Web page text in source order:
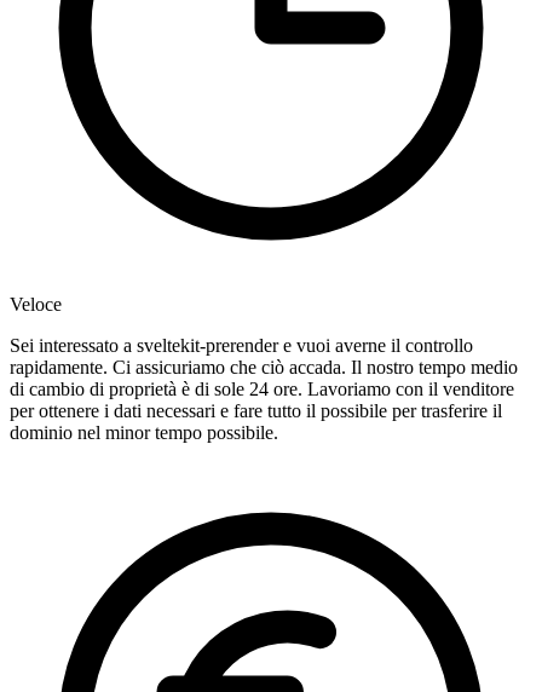
Veloce
Sei interessato a sveltekit-prerender e vuoi averne il controllo
rapidamente. Ci assicuriamo che ciò accada. Il nostro tempo medio
di cambio di proprietà è di sole 24 ore. Lavoriamo con il venditore
per ottenere i dati necessari e fare tutto il possibile per trasferire il
dominio nel minor tempo possibile.